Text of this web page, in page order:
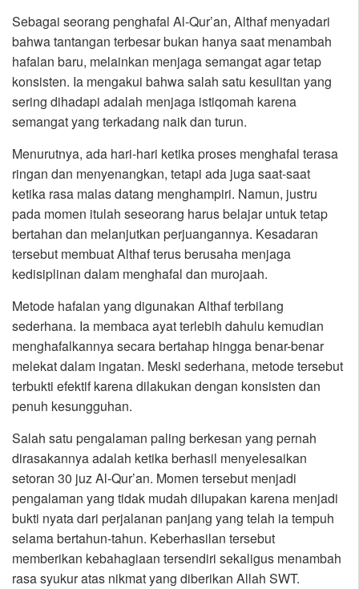
Sebagai seorang penghafal Al-Qur’an, Althaf menyadari
bahwa tantangan terbesar bukan hanya saat menambah
hafalan baru, melainkan menjaga semangat agar tetap
konsisten. Ia mengakui bahwa salah satu kesulitan yang
sering dihadapi adalah menjaga istiqomah karena
semangat yang terkadang naik dan turun.
Menurutnya, ada hari-hari ketika proses menghafal terasa
ringan dan menyenangkan, tetapi ada juga saat-saat
ketika rasa malas datang menghampiri. Namun, justru
pada momen itulah seseorang harus belajar untuk tetap
bertahan dan melanjutkan perjuangannya. Kesadaran
tersebut membuat Althaf terus berusaha menjaga
kedisiplinan dalam menghafal dan murojaah.
Metode hafalan yang digunakan Althaf terbilang
sederhana. Ia membaca ayat terlebih dahulu kemudian
menghafalkannya secara bertahap hingga benar-benar
melekat dalam ingatan. Meski sederhana, metode tersebut
terbukti efektif karena dilakukan dengan konsisten dan
penuh kesungguhan.
Salah satu pengalaman paling berkesan yang pernah
dirasakannya adalah ketika berhasil menyelesaikan
setoran 30 juz Al-Qur’an. Momen tersebut menjadi
pengalaman yang tidak mudah dilupakan karena menjadi
bukti nyata dari perjalanan panjang yang telah ia tempuh
selama bertahun-tahun. Keberhasilan tersebut
memberikan kebahagiaan tersendiri sekaligus menambah
rasa syukur atas nikmat yang diberikan Allah SWT.